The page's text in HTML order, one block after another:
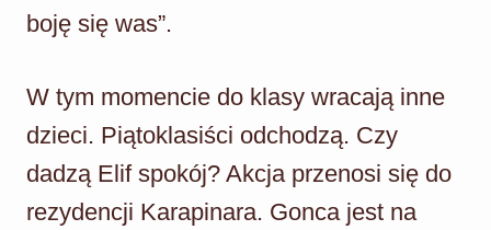
boję się was”.
W tym momencie do klasy wracają inne
dzieci. Piątoklasiści odchodzą. Czy
dadzą Elif spokój? Akcja przenosi się do
rezydencji Karapinara. Gonca jest na